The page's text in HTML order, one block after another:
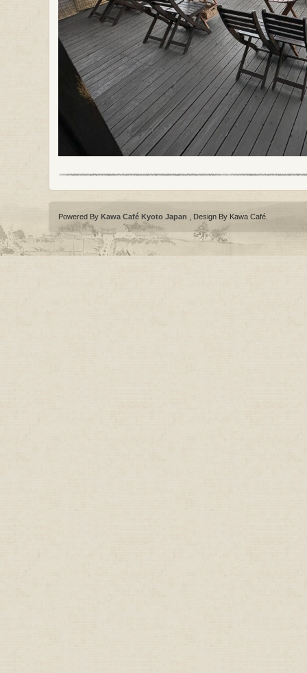
Powered By Kawa Café Kyoto Japan , Design By Kawa Café